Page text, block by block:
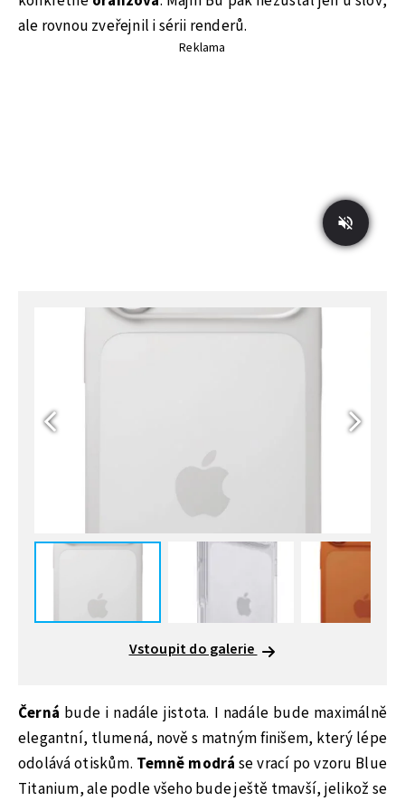
ale rovnou zveřejnil i sérii renderů.
Reklama
Vstoupit do galerie
Černá bude i nadále jistota. I nadále bude maximálně
elegantní, tlumená, nově s matným finišem, který lépe
odolává otiskům. Temně modrá se vrací po vzoru Blue
Titanium, ale podle všeho bude ještě tmavší, jelikož se